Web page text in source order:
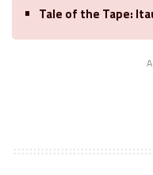
Tale of the Tape: